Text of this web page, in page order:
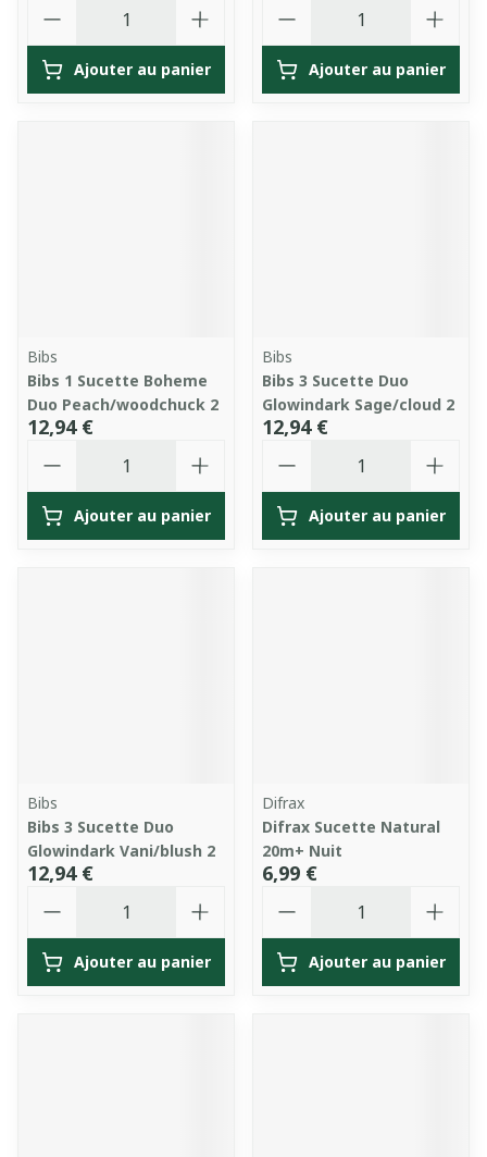
Ajouter au panier Ajouter au panier
Bibs
Bibs 1 Sucette Boheme
Duo Peach/woodchuck 2
12,94 €
Ajouter au panier
Bibs
Bibs 3 Sucette Duo
Glowindark Sage/cloud 2
12,94 €
Ajouter au panier
Bibs
Bibs 3 Sucette Duo
Glowindark Vani/blush 2
12,94 €
Ajouter au panier
Difrax
Difrax Sucette Natural
20m+ Nuit
6,99 €
Ajouter au panier